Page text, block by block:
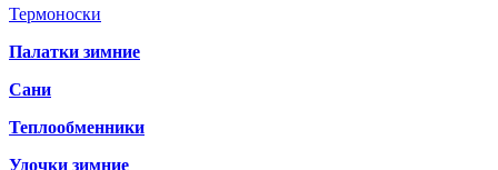
Термоноски
Палатки зимние
Сани
Теплообменники
Удочки зимние